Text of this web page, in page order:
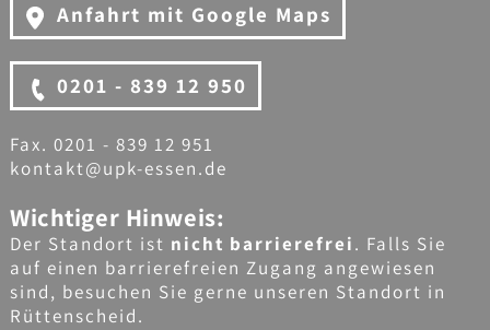
Anfahrt mit Google Maps
0201 - 839 12 950
Fax. 0201 - 839 12 951
kontakt@upk-essen.de
Wichtiger Hinweis:
Der Standort ist nicht barrierefrei. Falls Sie
auf einen barrierefreien Zugang angewiesen
sind, besuchen Sie gerne unseren Standort in
Rüttenscheid.